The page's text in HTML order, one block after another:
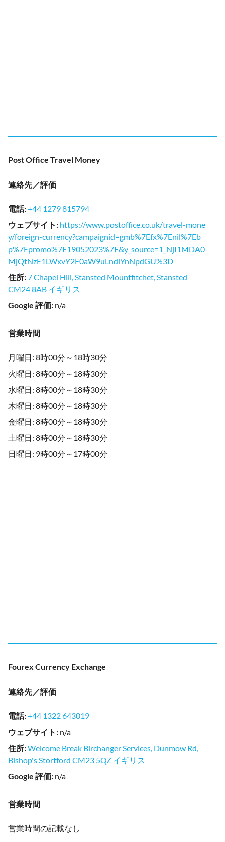
Post Office Travel Money
連絡先／評価
電話:+44 1279 815794
ウェブサイト : https://www.postoffice.co.uk/travel-mone
y/foreign-currency?campaignid=gmb%7Efx%7Enil%7Eb
p%7Epromo%7E19052023%7E&y_source=1_NjI1MDA0
MjQtNzE1LWxvY2F0aW9uLndlYnNpdGU%3D
住所:7 Chapel Hill, Stansted Mountfitchet, Stansted
CM24 8AB イギリス
Google 評価: n/a
営業時間
月曜日: 8時00分～18時30分
火曜日: 8時00分～18時30分
水曜日: 8時00分～18時30分
木曜日: 8時00分～18時30分
金曜日: 8時00分～18時30分
土曜日: 8時00分～18時30分
日曜日: 9時00分～17時00分
Fourex Currency Exchange
連絡先／評価
電話:+44 1322 643019
ウェブサイト : n/a
住所:Welcome Break Birchanger Services, Dunmow Rd,
Bishop's Stortford CM23 5QZ イギリス
Google 評価: n/a
営業時間
営業時間の記載なし